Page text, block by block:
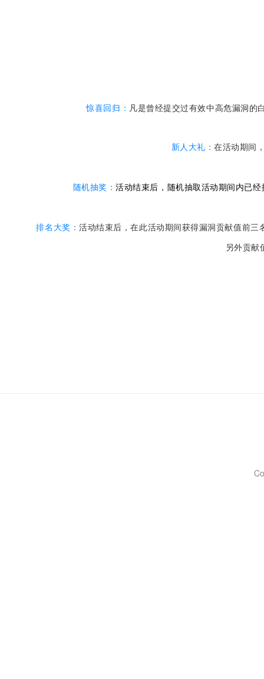
惊喜回归： 凡是曾经提交过有效中高危漏洞的
新人大礼：在活动期间
随机抽奖：活动结束后，随机抽取活动期间内已
排名大奖：活动结束后，在此活动期间获得漏洞贡献值前三
另外贡献